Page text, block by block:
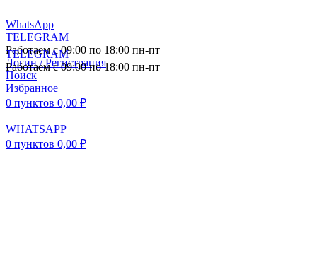
WhatsApp
TELEGRAM
Работаем с 09:00 по 18:00 пн-пт
Логин / Регистрация
Поиск
Избранное
0 пунктов 0,00 ₽
WHATSAPP
0 пунктов 0,00 ₽
TELEGRAM
Работаем с 09:00 по 18:00 пн-пт